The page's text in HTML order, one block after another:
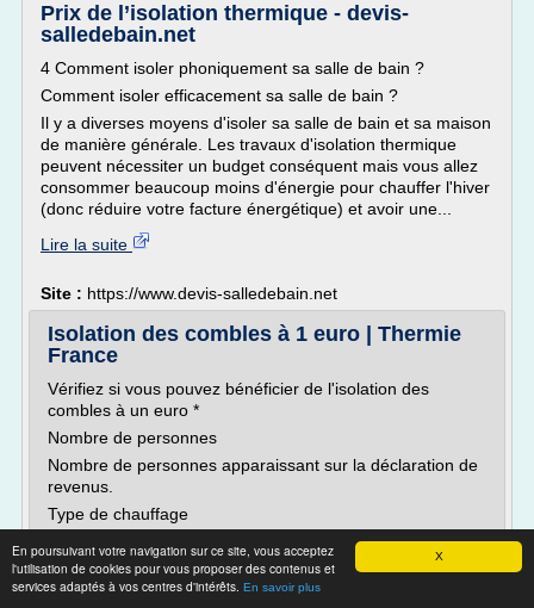
X
En poursuivant votre navigation sur ce site, vous acceptez
l'utilisation de cookies pour vous proposer des contenus et
services adaptés à vos centres d'intérêts. En savoir plus
Prix de l’isolation thermique - devis-
salledebain.net
4 Comment isoler phoniquement sa salle de bain ?
Comment isoler efficacement sa salle de bain ?
Il y a diverses moyens d'isoler sa salle de bain et sa maison
de manière générale. Les travaux d'isolation thermique
peuvent nécessiter un budget conséquent mais vous allez
consommer beaucoup moins d'énergie pour chauffer l'hiver
(donc réduire votre facture énergétique) et avoir une...
Lire la suite
Site : https://www.devis-salledebain.net
Isolation des combles à 1 euro | Thermie
France
Vérifiez si vous pouvez bénéficier de l'isolation des
combles à un euro *
Nombre de personnes
Nombre de personnes apparaissant sur la déclaration de
revenus.
Type de chauffage
Précisez si votre logement est chauffé principalement au
gaz, à l'éléctricité, au fioul ou à d'autres sources
d'énergie.